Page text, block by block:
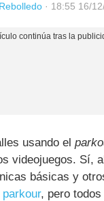
· 18:55 16/
usando el
videojuegos. Sí,
básicas y
, pero todos